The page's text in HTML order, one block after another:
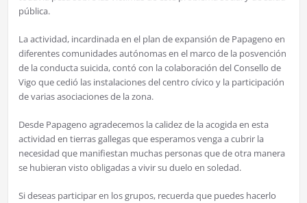
pública.
La actividad, incardinada en el plan de expansión de Papageno en
diferentes comunidades autónomas en el marco de la posvención
de la conducta suicida, contó con la colaboración del Consello de
Vigo que cedió las instalaciones del centro cívico y la participación
de varias asociaciones de la zona.
Desde Papageno agradecemos la calidez de la acogida en esta
actividad en tierras gallegas que esperamos venga a cubrir la
necesidad que manifiestan muchas personas que de otra manera
se hubieran visto obligadas a vivir su duelo en soledad.
Si deseas participar en los grupos, recuerda que puedes hacerlo